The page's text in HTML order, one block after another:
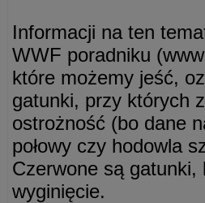
Informacji na ten
WWF poradniku
które możemy jeść,
gatunki, przy których
ostrożność (bo dane
połowy czy hodowla
Czerwone są gatunki,
wyginięcie.